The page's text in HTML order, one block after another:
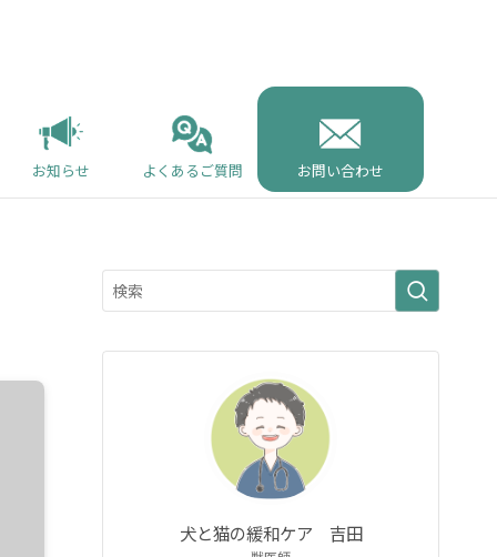
お知らせ よくあるご質問 お問い合わせ
犬と猫の緩和ケア 吉田